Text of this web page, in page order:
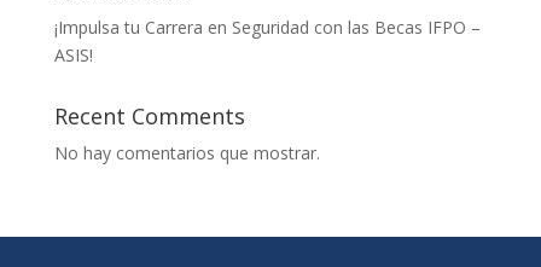
¡Impulsa tu Carrera en Seguridad con las Becas IFPO –
ASIS!
Recent Comments
No hay comentarios que mostrar.